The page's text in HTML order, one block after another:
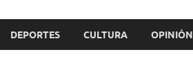
DEPORTES CULTURA OPINIÓN